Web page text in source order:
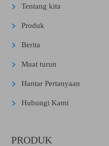
Tentang kita
Produk
Berita
Muat turun
Hantar Pertanyaan
Hubungi Kami
PRODUK